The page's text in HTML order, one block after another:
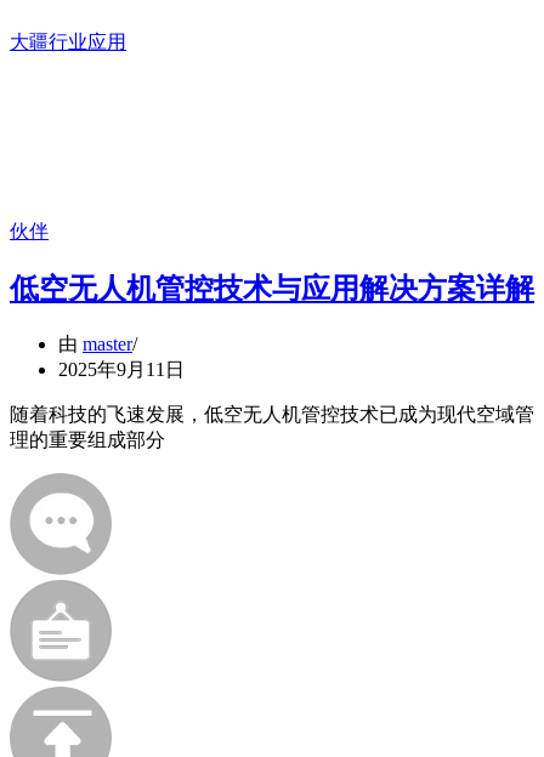
大疆行业应用
伙伴
低空无人机管控技术与应用解决方案详解
由 master
2025年9月11日
随着科技的飞速发展，低空无人机管控技术已成为现代空域管
理的重要组成部分